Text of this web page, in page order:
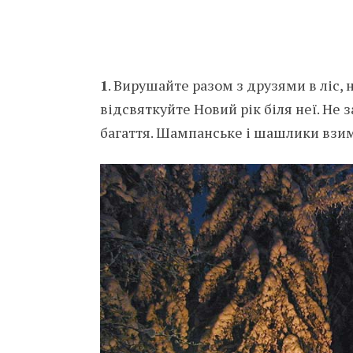
1. Вирушайте разом з друзями в ліс,
відсвяткуйте Новий рік біля неї.
багаття. Шампанське і шашлики